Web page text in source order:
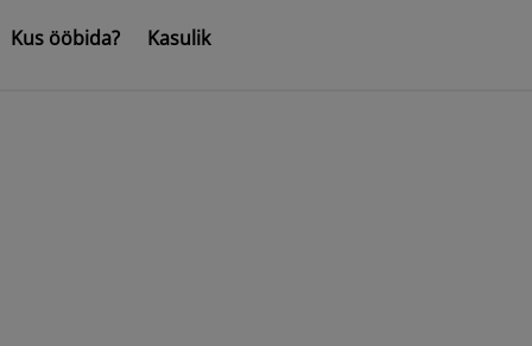
Kus ööbida? Kasulik